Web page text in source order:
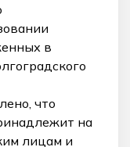
в
что
на
лицам и